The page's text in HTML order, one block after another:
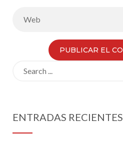
ENTRADAS RECIENTES